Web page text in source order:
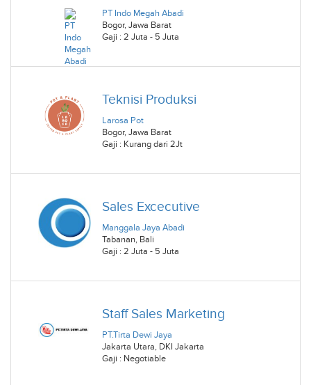
PT Indo Megah Abadi
Bogor, Jawa Barat
Gaji : 2 Juta - 5 Juta
Teknisi Produksi
Larosa Pot
Bogor, Jawa Barat
Gaji : Kurang dari 2Jt
Sales Excecutive
Manggala Jaya Abadi
Tabanan, Bali
Gaji : 2 Juta - 5 Juta
Staff Sales Marketing
PT.Tirta Dewi Jaya
Jakarta Utara, DKI Jakarta
Gaji : Negotiable